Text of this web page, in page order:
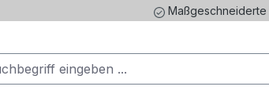
Maßgeschneiderte